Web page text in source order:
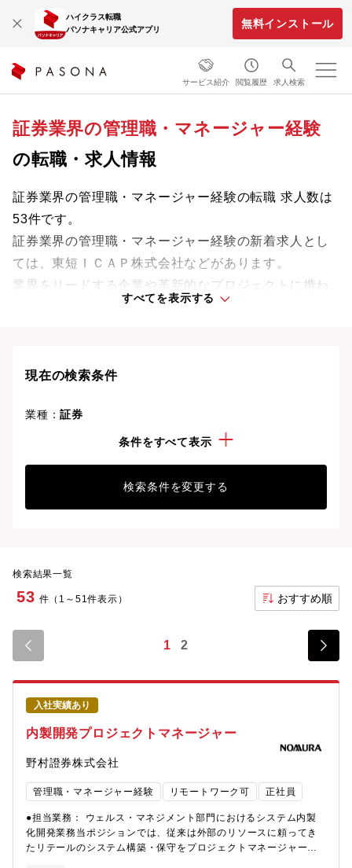
ハイクラス転職
パソナキャリア公式アプリ
無料インストール
サービス紹介 閲覧履歴 求人検索
証券業界の管理職・マネージャー経験
の転職・求人情報
証券業界の管理職・マネージャー経験の転職 求人数は
53件です。
証券業界の管理職・マネージャー経験の新着求人とし
ては、東短ＩＣＡＰ株式会社などがあります。
業界をリードする企業や革新的なプロジェクトに携わ
り、次のキャリアステージへと踏み出しましょう。
すべてを表示する
現在の検索条件
業種：証券
管理職・マネージャー経験
条件をすべて表示
検索条件を変更する
検索結果一覧
53 件（1～51件表示） おすすめ順
1 2
入社実績あり
内製開発プロジェクトマネージャー
野村證券株式会社
管理職・マネージャー経験 リモートワーク可 正社員
●担当業務： ウェルス・マネジメント部門におけるシステム内製
化開発業務当ポジションでは、従来は外部のリソースに頼ってき
たリテールのシステム構築・保守をプロジェクトマネージャーと